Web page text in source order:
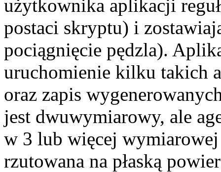
użytkownika aplikacji
postaci skryptu) i
pociągnięcie pędzla).
uruchomienie kilku takich
oraz zapis
jest dwuwymiarowy, ale
w 3 lub więcej wymiarowej
rzutowana na płaską